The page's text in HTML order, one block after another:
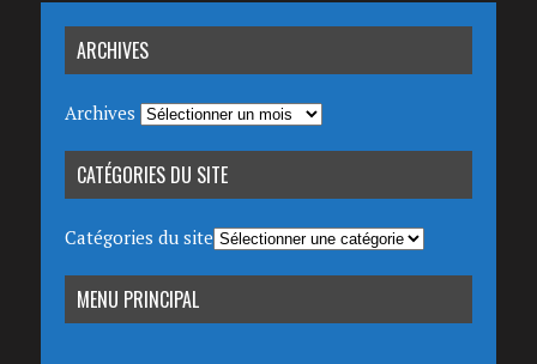
ARCHIVES
Archives
CATÉGORIES DU SITE
Catégories du site
MENU PRINCIPAL